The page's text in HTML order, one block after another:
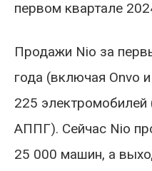
первом квартале
Продажи Nio за
года (включая Onvo
225 электромобилей
АППГ). Сейчас Nio
25 000 машин, а